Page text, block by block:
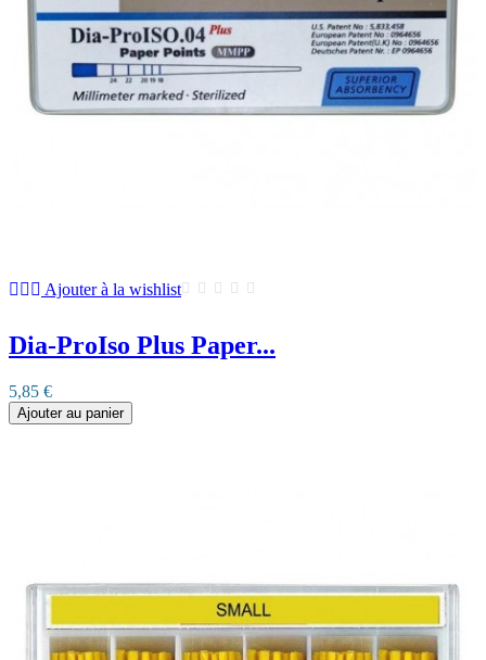
Ajouter à la wishlist
Dia-ProIso Plus Paper...
5,85 €
Ajouter au panier